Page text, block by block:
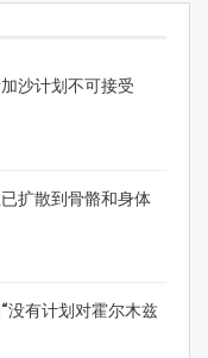
沙计划不可接受
扩散到骨骼和身体
没有计划对霍尔木兹